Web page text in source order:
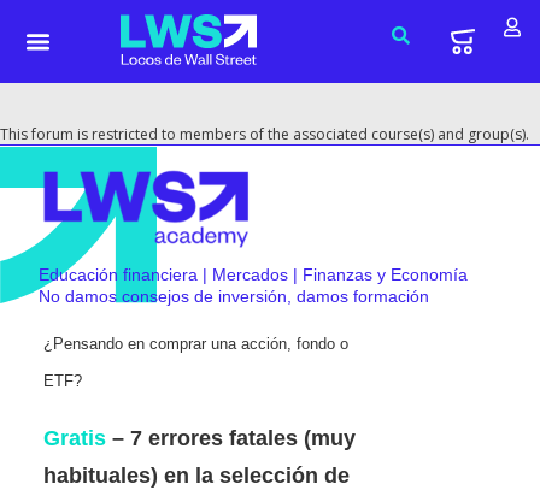
This forum is restricted to members of the associated course(s) and group(s).
Educación financiera | Mercados | Finanzas y Economía
No damos consejos de inversión, damos formación
¿Pensando en comprar una acción, fondo o
ETF?
Gratis – 7 errores fatales (muy
habituales) en la selección de